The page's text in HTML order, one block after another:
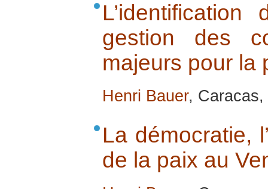
gestion des
majeurs pour la
Henri Bauer, Caracas,
La démocratie,
de la paix au